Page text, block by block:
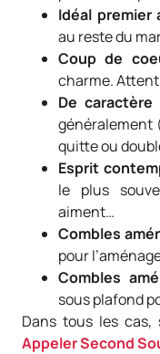
Idéal premier
au reste du
Coup de
charme.
De caractère
généralement
quitte ou
Esprit
le plus
aiment…
Combles
pour
Combles
sous plafond
Dans tous les
Appeler Second